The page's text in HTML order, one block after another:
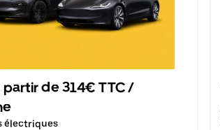
partir de 314€ TTC /
électriques